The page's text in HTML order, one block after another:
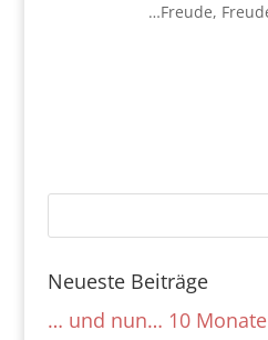
…Freude,
Neueste Beiträge
… und nun… 10